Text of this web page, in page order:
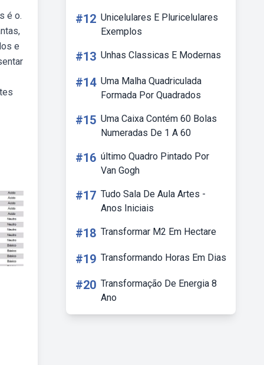
é o.
e
#12 Unicelulares E Pluricelulares
Exemplos
#13 Unhas Classicas E Modernas
#14 Uma Malha Quadriculada
Formada Por Quadrados
#15 Uma Caixa Contém 60 Bolas
Numeradas De 1 A 60
#16 último Quadro Pintado Por
Van Gogh
#17 Tudo Sala De Aula Artes -
Anos Iniciais
#18 Transformar M2 Em Hectare
#19 Transformando Horas Em Dias
#20 Transformação De Energia 8
Ano